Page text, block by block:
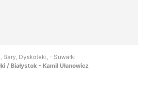
Bary, Dyskoteki, - Suwałki
/ Białystok - Kamil Ułanowicz